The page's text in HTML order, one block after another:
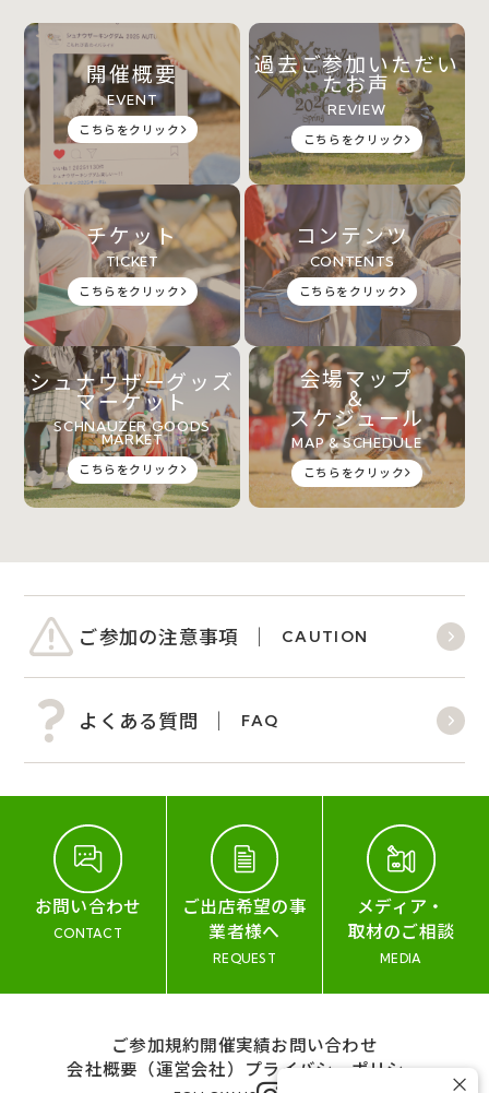
開催概要
EVENT
こちらをクリック
過去ご参加いただい
たお声
REVIEW
こちらをクリック
チケット
TICKET
こちらをクリック
コンテンツ
CONTENTS
こちらをクリック
シュナウザーグッズ
マーケット
SCHNAUZER GOODS
MARKET
こちらをクリック
会場マップ
＆
スケジュール
MAP & SCHEDULE
こちらをクリック
ご参加の注意事項 CAUTION
よくある質問 FAQ
お問い合わせ
CONTACT
ご出店希望の事
業者様へ
REQUEST
メディア・
取材のご相談
MEDIA
ご参加規約開催実績お問い合わせ
会社概要（運営会社） プライバシーポリシー
×